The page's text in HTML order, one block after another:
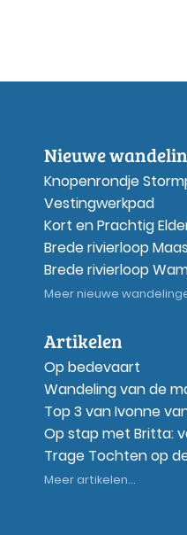
Nieuwe
Knopenrondje
Vestingwerkpad
Kort en Prachtig
Brede rivierloop
Brede rivierloop
Meer nieuwe
Artikelen
Op bedevaart
Wandeling van de
Top 3 van Ivonne
Op stap met Britta:
Trage Tochten op
Meer artikelen...